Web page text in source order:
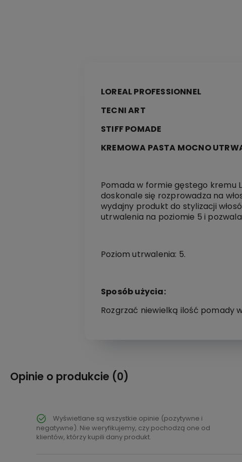
LOREAL PROFESSIONNEL
TECNI ART
STIFF POMADE
KREMOWA PASTA MOCNO
Pomada w formie gęstego kremu
doskonale się rozprowadza na
wydajny produkt do stylizacji
utrwalenia na poziomie 5 i
Poziom utrwalenia: 5.
Sposób użycia:
Rozgrzać niewielką ilość pomady
Opinie o produkcie (0)
Wyświetlane są wszystkie opinie (pozytywne i
negatywne). Nie weryfikujemy, czy pochodzą one od
klientów, którzy kupili dany produkt.